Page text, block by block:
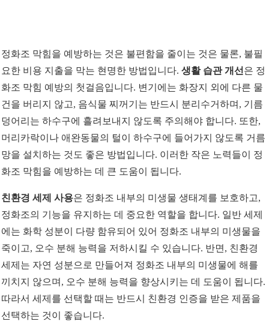
정화조 막힘을 예방하는 것은 불편함을 줄이는 것은 물론, 불필
요한 비용 지출을 막는 현명한 방법입니다. 생활 습관 개선은 정
화조 막힘 예방의 첫걸음입니다. 변기에는 화장지 외에 다른 물
건을 버리지 않고, 음식물 찌꺼기는 반드시 분리수거하며, 기름
덩어리는 하수구에 흘려보내지 않도록 주의해야 합니다. 또한,
머리카락이나 애완동물의 털이 하수구에 들어가지 않도록 거름
망을 설치하는 것도 좋은 방법입니다. 이러한 작은 노력들이 정
화조 막힘을 예방하는 데 큰 도움이 됩니다.
친환경 세제 사용은 정화조 내부의 미생물 생태계를 보호하고,
정화조의 기능을 유지하는 데 중요한 역할을 합니다. 일반 세제
에는 화학 성분이 다량 함유되어 있어 정화조 내부의 미생물을
죽이고, 오수 분해 능력을 저하시킬 수 있습니다. 반면, 친환경
세제는 자연 성분으로 만들어져 정화조 내부의 미생물에 해를
끼치지 않으며, 오수 분해 능력을 향상시키는 데 도움이 됩니다.
따라서 세제를 선택할 때는 반드시 친환경 인증을 받은 제품을
선택하는 것이 좋습니다.